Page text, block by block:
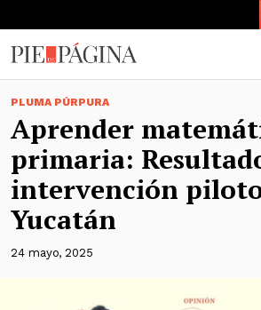
PLUMA PÚRPURA
Aprender
primaria:
intervención
Yucatán
24 mayo, 2025